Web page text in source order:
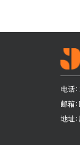
电话
邮箱
地址